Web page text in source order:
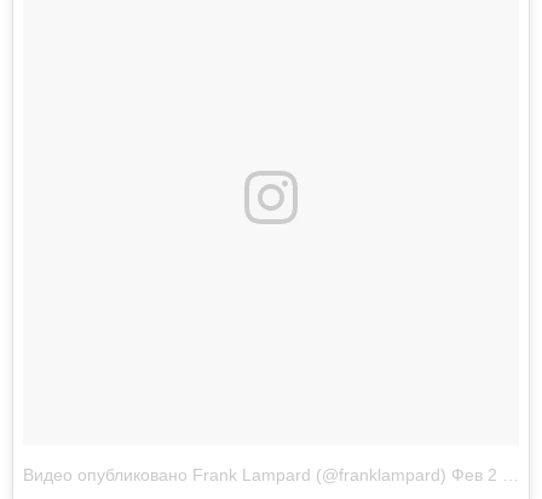
Видео опубликовано Frank Lampard (@franklampard) Фев 2 2017 в 2:56 PST